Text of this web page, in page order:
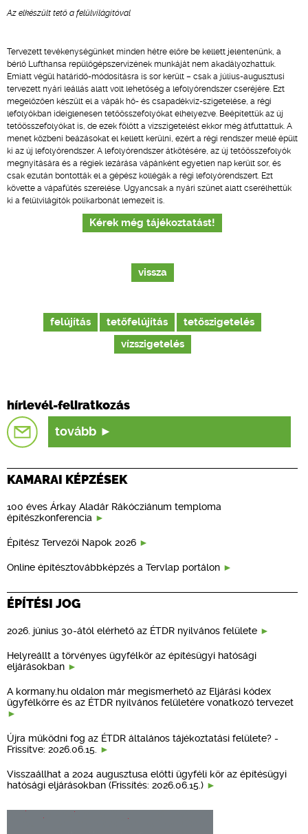
Az elkészült tető a felülvilágítóval
Tervezett tevékenységünket minden hétre előre be kellett jelentenünk, a
bérlő Lufthansa repülőgépszervizének munkáját nem akadályozhattuk.
Emiatt végül határidő-módosításra is sor került – csak a július-augusztusi
tervezett nyári leállás alatt volt lehetőség a lefolyórendszer cseréjére. Ezt
megelőzően készült el a vápák hő- és csapadékvíz-szigetelése, a régi
lefolyókban ideiglenesen tetőösszefolyókat elhelyezve. Beépítettük az új
tetőösszefolyókat is, de ezek fölött a vízszigetelést ekkor még átfuttattuk. A
menet közbeni beázásokat el kellett kerülni, ezért a régi rendszer mellé épült
ki az új lefolyórendszer. A lefolyórendszer átkötésére, az új tetőösszefolyók
megnyitására és a régiek lezárása vápánként egyetlen nap került sor, és
csak ezután bontották el a gépész kollégák a régi lefolyórendszert. Ezt
követte a vápafűtés szerelése. Ugyancsak a nyári szünet alatt cserélhettük
ki a felülvilágítók polikarbonát lemezeit is.
Kérek még tájékoztatást!
vissza
felújítás tetőfelújítás
tetőszigetelés
vízszigetelés
hírlevél-feliratkozás
tovább
KAMARAI KÉPZÉSEK
100 éves Árkay Aladár Rákócziánum temploma
építészkonferencia
Építész Tervezői Napok 2026
Online építésztovábbképzés a Tervlap portálon
ÉPÍTÉSI JOG
2026. június 30-ától elérhető az ÉTDR nyilvános felülete
Helyreállt a törvényes ügyfélkör az építésügyi hatósági
eljárásokban
A kormany.hu oldalon már megismerhető az Eljárási kódex
ügyfélkörre és az ÉTDR nyilvános felületére vonatkozó tervezet
Újra működni fog az ÉTDR általános tájékoztatási felülete? -
Frissítve: 2026.06.15.
Visszaállhat a 2024 augusztusa előtti ügyféli kör az építésügyi
hatósági eljárásokban (Frissítés: 2026.06.15.)